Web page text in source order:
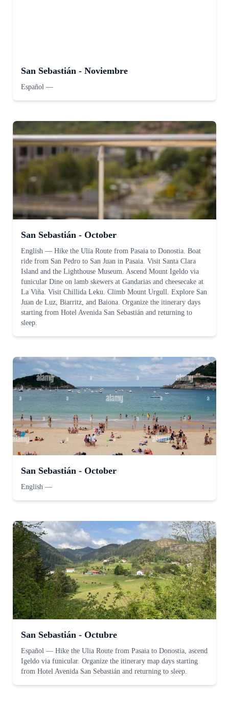
San Sebastián - Noviembre
Español —
San Sebastián - October
English — Hike the Ulia Route from Pasaia to Donostia. Boat
ride from San Pedro to San Juan in Pasaia. Visit Santa Clara
Island and the Lighthouse Museum. Ascend Mount Igeldo via
funicular Dine on lamb skewers at Gandarias and cheesecake at
La Viña. Visit Chillida Leku. Climb Mount Urgull. Explore San
Juan de Luz, Biarritz, and Baiona. Organize the itinerary days
starting from Hotel Avenida San Sebastián and returning to
sleep.
San Sebastián - October
English —
San Sebastián - Octubre
Español — Hike the Ulia Route from Pasaia to Donostia, ascend
Igeldo via funicular. Organize the itinerary map days starting
from Hotel Avenida San Sebastián and returning to sleep.